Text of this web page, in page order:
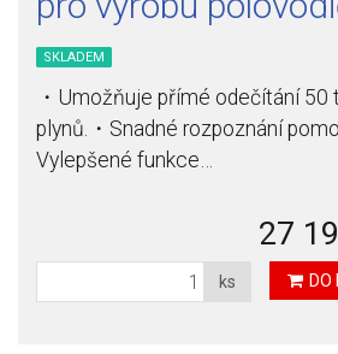
SKLADEM
・Umožňuje přímé odečítání 50
plynů.・Snadné rozpoznání
Vylepšené funkce…
27
ks DO